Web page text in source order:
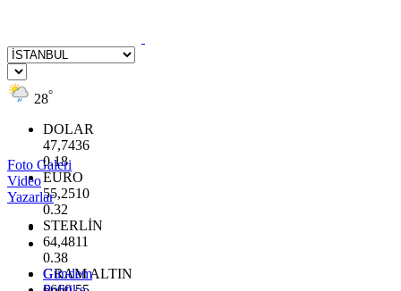
28°
DOLAR
47,7436
0.18
EURO
55,2510
0.32
STERLİN
64,4811
0.38
GRAM ALTIN
Foto Galeri
Video
Yazarlar
Gündem